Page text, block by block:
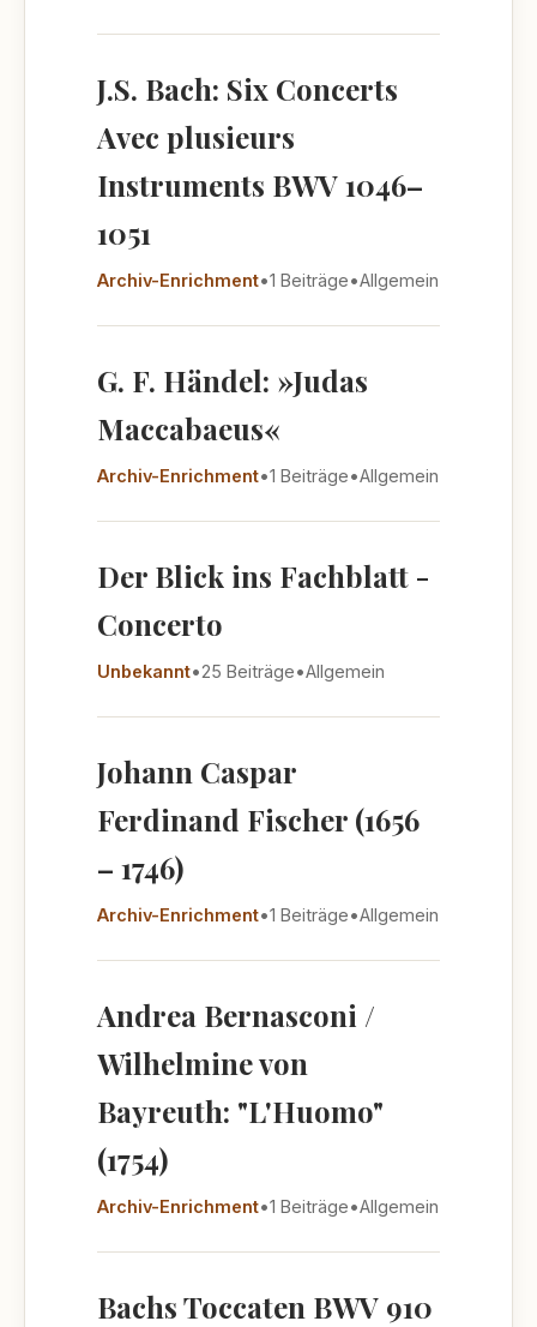
J.S. Bach: Six Concerts
Avec plusieurs
Instruments BWV 1046–
1051
Archiv-Enrichment•1 Beiträge•Allgemein
G. F. Händel: »Judas
Maccabaeus«
Archiv-Enrichment•1 Beiträge•Allgemein
Der Blick ins Fachblatt -
Concerto
Unbekannt•25 Beiträge•Allgemein
Johann Caspar
Ferdinand Fischer (1656
– 1746)
Archiv-Enrichment•1 Beiträge•Allgemein
Andrea Bernasconi /
Wilhelmine von
Bayreuth: "L'Huomo"
(1754)
Archiv-Enrichment•1 Beiträge•Allgemein
Bachs Toccaten BWV 910